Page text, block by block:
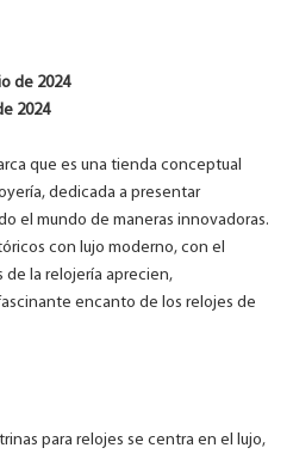
de 2024
2024
que es una tienda conceptual
dedicada a presentar
el mundo de maneras innovadoras.
con lujo moderno, con el
la relojería aprecien,
encanto de los relojes de
para relojes se centra en el lujo,